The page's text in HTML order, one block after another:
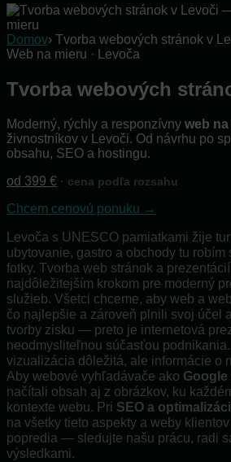
Domov› Tvorba webových stránok v
Web na mieru · Levoča
Tvorba webových
Moderný, rýchly a responzívny web
živnostníkov v Levoči. Od návrhu po
obsahu, SEO a hostingu.
od 399 € · cena podľa rozsahu
Chcem cenovú ponuku →
Levoča s UNESCO pamiatkami žije
ubytovanie, gastro a obchody tu robím
fotky. Tvorba web stránok a
najdôležitejším krokom pre moderný
služieb. Všetci chceme, aby web a
čo najlepšie a zároveň plnili svoj účel
tvorby zisku — preto je internetová
neodmysliteľnou súčasťou
vizualizácia dôležitá, ale informácie o
Aby webové vyhľadávače ako Google
načítali obsah aj z obrázkov, ku
kontexte webu. Pri SEO a
na všetky tieto aspekty a weby
popredia — sledujte našu prácu, radi
výsledkami.